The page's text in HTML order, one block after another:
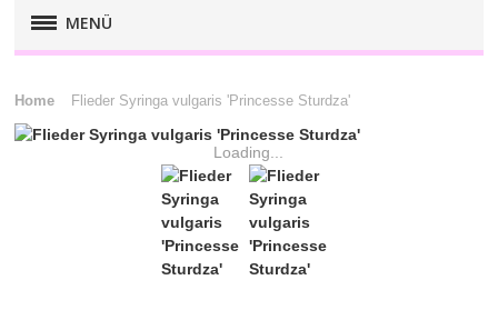
MENÜ
FLIEDER-​PREMIUM
FLIEDER-RARITÄTEN
Home Flieder Syringa vulgaris 'Princesse Sturdza'
Loading...